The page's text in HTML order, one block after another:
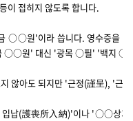
이 접히지 않도록 합니다.
○○원'이라 씁니다. 영수증을
○○원' 대신 '광목 ○필' '백지
않아도 되지만 '근정(謹呈), '근
납(護喪所入納)'이나 '○○상가(